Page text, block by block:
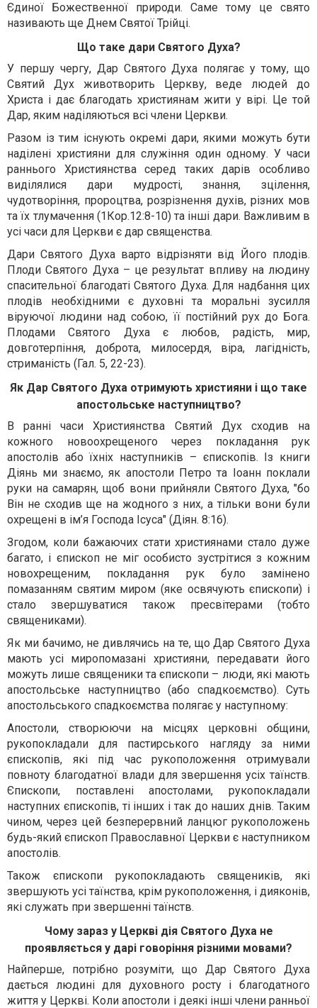
Єдиної Божественної природи. Саме тому це свято
називають ще Днем Святої Трійці.
Що таке дари Святого Духа?
У першу чергу, Дар Святого Духа полягає у тому, що
Святий Дух животворить Церкву, веде людей до
Христа і дає благодать християнам жити у вірі. Це той
Дар, яким наділяються всі члени Церкви.
Разом із тим існують окремі дари, якими можуть бути
наділені християни для служіння один одному. У часи
раннього Християнства серед таких дарів особливо
виділялися дари мудрості, знання, зцілення,
чудотворіння, пророцтва, розрізнення духів, різних мов
та їх тлумачення (1Кор.12:8-10) та інші дари. Важливим в
усі часи для Церкви є дар священства.
Дари Святого Духа варто відрізняти від Його плодів.
Плоди Святого Духа – це результат впливу на людину
спасительної благодаті Святого Духа. Для надбання цих
плодів необхідними є духовні та моральні зусилля
віруючої людини над собою, її постійний рух до Бога.
Плодами Святого Духа є любов, радiсть, мир,
довготерпiння, доброта, милосердя, вiра, лагiднiсть,
стриманiсть (Гал. 5, 22-23).
Як Дар Святого Духа отримують християни і що таке
апостольське наступництво?
В ранні часи Християнства Святий Дух сходив на
кожного новоохрещеного через покладання рук
апостолів або їхніх наступників – єпископів. Із книги
Діянь ми знаємо, як апостоли Петро та Іоанн поклали
руки на самарян, щоб вони прийняли Святого Духа, "бо
Він не сходив ще на жодного з них, а тільки вони були
охрещені в ім’я Господа Ісуса" (Діян. 8:16).
Згодом, коли бажаючих стати християнами стало дуже
багато, і єпископ не міг особисто зустрітися з кожним
новохрещеним, покладання рук було замінено
помазанням святим миром (яке освячують єпископи) і
стало звершуватися також пресвітерами (тобто
священиками).
Як ми бачимо, не дивлячись на те, що Дар Святого Духа
мають усі миропомазані християни, передавати його
можуть лише священики та єпископи – люди, які мають
апостольське наступництво (або спадкоємство). Суть
апостольського спадкоємства полягає у наступному:
Апостоли, створюючи на місцях церковні общини,
рукопокладали для пастирського нагляду за ними
єпископів, які під час рукоположення отримували
повноту благодатної влади для звершення усіх таїнств.
Єпископи, поставлені апостолами, рукопокладали
наступних єпископів, ті інших і так до наших днів. Таким
чином, через цей безперервний ланцюг рукоположень
будь-який єпископ Православної Церкви є наступником
апостолів.
Також єпископи рукопокладають священиків, які
звершують усі таїнства, крім рукоположення, і дияконів,
які служать при звершенні таїнств.
Чому зараз у Церкві дія Святого Духа не
проявляється у дарі говоріння різними мовами?
Найперше, потрібно розуміти, що Дар Святого Духа
дається людині для духовного росту і благодатного
життя у Церкві. Коли апостоли і деякі інші члени ранньої